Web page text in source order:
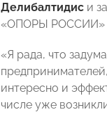
Делибалтидис и
«ОПОРЫ РОССИИ»
«Я рада, что
интересно и
числе уже